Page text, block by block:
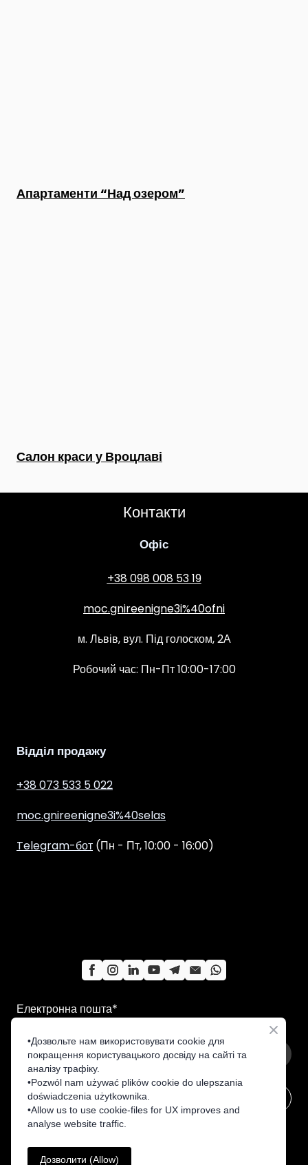
Апартаменти “Над озером”
Салон краси у Вроцлаві
Контакти
Офіс
+38 098 008 53 19
moc.gnireenigne3i%40ofni
м. Львів, вул. Під голоском, 2А
Робочий час: Пн-Пт 10:00-17:00
Відділ продажу
+38 073 533 5 022
moc.gnireenigne3i%40selas
Telegram-бот (Пн - Пт, 10:00 - 16:00)
Електронна пошта*
Підписатися
•Дозвольте нам використовувати cookie для
покращення користувацького досвіду на сайті та
аналізу трафіку.
•Pozwól nam używać plików cookie do ulepszania
doświadczenia użytkownika.
•Allow us to use cookie-files for UX improves and
analyse website traffic.
Дозволити (Allow)